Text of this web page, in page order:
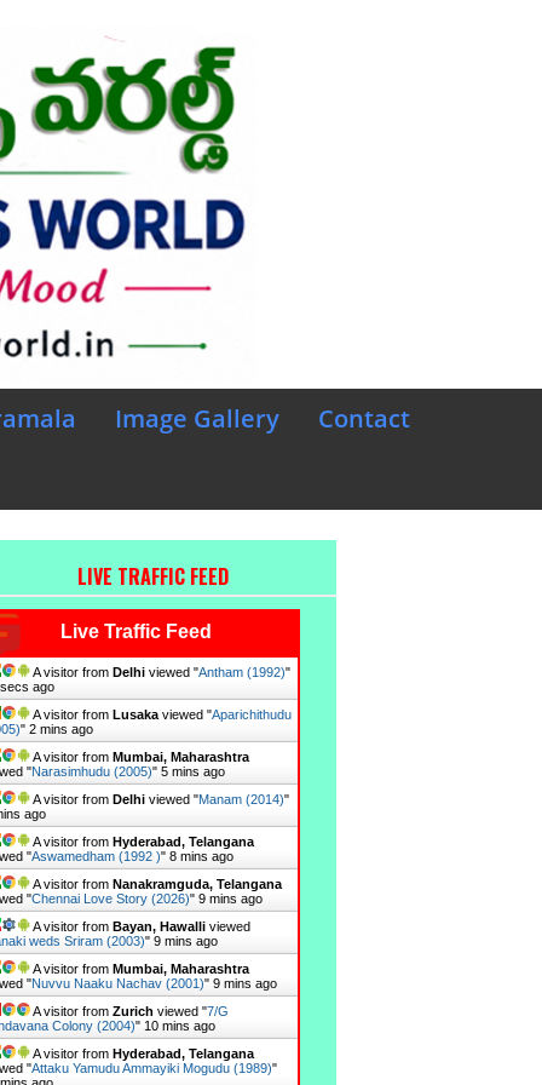
Image Gallery
Contact
LIVE TRAFFIC FEED
Live Traffic Feed
A visitor from Delhiviewed "Antham (1992)"
ago
A visitor from Lusakaviewed "Aparichithudu
" 2 mins ago
A visitor from Mumbai, Maharashtra
"Narasimhudu (2005)" 5 mins ago
A visitor from Delhiviewed "Manam (2014)"
ago
A visitor from Hyderabad, Telangana
"Aswamedham (1992 )" 8 mins ago
A visitor from Nanakramguda, Telangana
"Chennai Love Story (2026)" 9 mins ago
A visitor from Bayan, Hawalliviewed
weds Sriram (2003)" 9 mins ago
A visitor from Mumbai, Maharashtra
"Nuvvu Naaku Nachav (2001)" 9 mins ago
A visitor from Zurich viewed "7/G
Colony (2004)" 10 mins ago
A visitor from Hyderabad, Telangana
"Attaku Yamudu Ammayiki Mogudu (1989)"